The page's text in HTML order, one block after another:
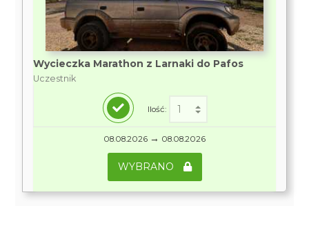
Wycieczka Marathon z Larnaki do Pafos
Uczestnik
Ilość:
08.08.2026 → 08.08.2026
WYBRANO